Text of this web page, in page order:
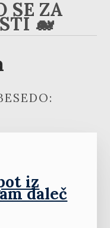
SE ZA
🐋
iz
daleč